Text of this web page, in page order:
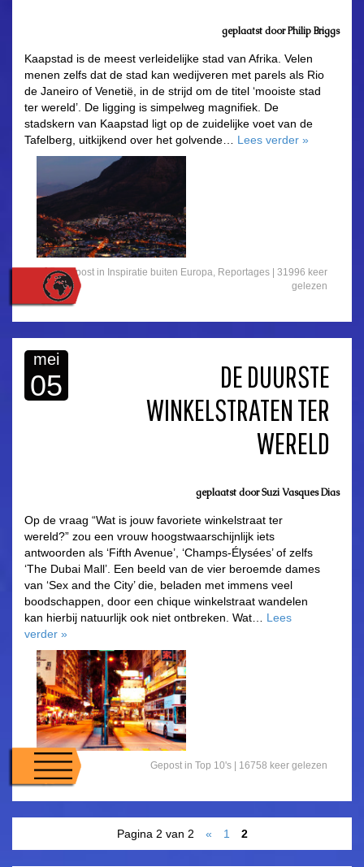
geplaatst doorPhilip Briggs
Kaapstad is de meest verleidelijke stad van Afrika. Velen
menen zelfs dat de stad kan wedijveren met parels als Rio
de Janeiro of Venetië, in de strijd om de titel ‘mooiste stad
ter wereld’. De ligging is simpelweg magnifiek. De
stadskern van Kaapstad ligt op de zuidelijke voet van de
Tafelberg, uitkijkend over het golvende… Lees verder »
Gepost in Inspiratie buiten Europa Reportages | 31996 keer
gelezen
mei
05
DE DUURSTE
WINKELSTRATEN TER
WERELD
geplaatst doorSuzi Vasques Dias
Op de vraag “Wat is jouw favoriete winkelstraat ter
wereld?” zou een vrouw hoogstwaarschijnlijk iets
antwoorden als ‘Fifth Avenue’, ‘Champs-Élysées’ of zelfs
‘The Dubai Mall’. Een beeld van de vier beroemde dames
van ‘Sex and the City’ die, beladen met immens veel
boodschappen, door een chique winkelstraat wandelen
kan hierbij natuurlijk ook niet ontbreken. Wat… Lees
verder »
Gepost in Top 10's | 16758 keer gelezen
Pagina 2 van 2 « 1 2